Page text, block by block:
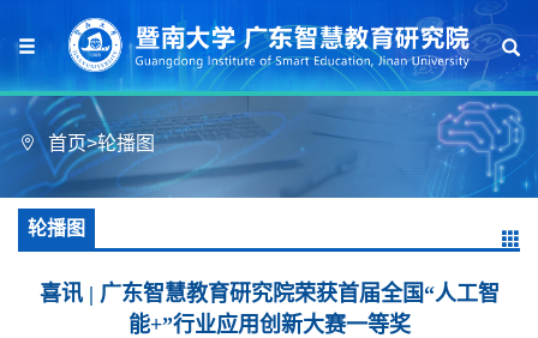
首页>轮播图
轮播图
喜讯 | 广东智慧教育研究院荣获首届全国“人工智
能+”行业应用创新大赛一等奖